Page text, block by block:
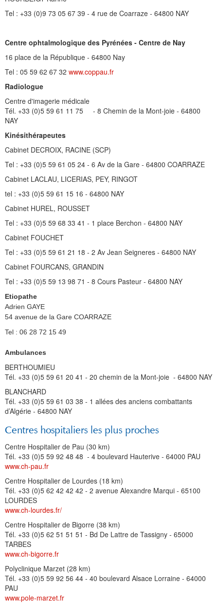
Tel : +33 (0)9 73 05 67 39 - 4 rue de Coarraze - 64800 NAY
Centre ophtalmologique des Pyrénées - Centre de Nay
16 place de la République - 64800 Nay
Tel : 05 59 62 67 32 www.coppau.fr
Radiologue
Centre d'imagerie médicale
Tél. +33 (0)5 59 61 11 75 - 8 Chemin de la Mont-joie - 64800
NAY
Kinésithérapeutes
Cabinet DECROIX, RACINE (SCP)
Tel : +33 (0)5 59 61 05 24 - 6 Av de la Gare - 64800 COARRAZE
Cabinet LACLAU, LICERIAS, PEY, RINGOT
tel : +33 (0)5 59 61 15 16 - 64800 NAY
Cabinet HUREL, ROUSSET
Tel : +33 (0)5 59 68 33 41 - 1 place Berchon - 64800 NAY
Cabinet FOUCHET
Tel : +33 (0)5 59 61 21 18 - 2 Av Jean Seigneres - 64800 NAY
Cabinet FOURCANS, GRANDIN
Tel : +33 (0)5 59 13 98 71 - 8 Cours Pasteur - 64800 NAY
Etiopathe
Adrien GAYE
54 avenue de la Gare COARRAZE
Tel : 06 28 72 15 49
Ambulances
BERTHOUMIEU
Tél. +33 (0)5 59 61 20 41 - 20 chemin de la Mont-joie - 64800 NAY
BLANCHARD
Tél. +33 (0)5 59 61 03 38 - 1 allées des anciens combattants
d’Algérie - 64800 NAY
Centres hospitaliers les plus proches
Centre Hospitalier de Pau (30 km)
Tél. +33 (0)5 59 92 48 48 - 4 boulevard Hauterive - 64000 PAU
www.ch-pau.fr
Centre Hospitalier de Lourdes (18 km)
Tél. +33 (0)5 62 42 42 42 - 2 avenue Alexandre Marqui - 65100
LOURDES
www.ch-lourdes.fr/
Centre Hospitalier de Bigorre (38 km)
Tél. +33 (0)5 62 51 51 51 - Bd De Lattre de Tassigny - 65000
TARBES
www.ch-bigorre.fr
Polyclinique Marzet (28 km)
Tél. +33 (0)5 59 92 56 44 - 40 boulevard Alsace Lorraine - 64000
PAU
www.pole-marzet.fr